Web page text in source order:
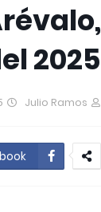
2025
Julio Ramos